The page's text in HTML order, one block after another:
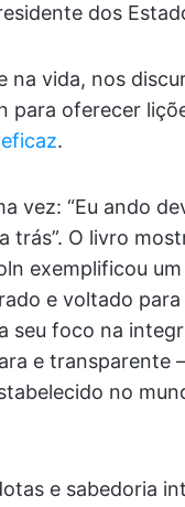
dos
na vida, nos
para oferecer
.
vez: “Eu ando
trás”. O livro
exemplificou
e voltado
seu foco na
e transparente
no
e sabedoria